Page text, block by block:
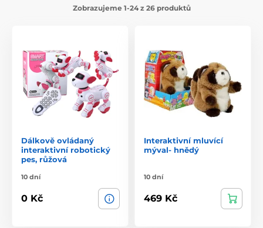
Zobrazujeme 1-24 z 26 produktů
Dálkově ovládaný
interaktivní robotický
pes, růžová
10 dní
0 Kč
Interaktivní mluvící
mýval- hnědý
10 dní
469 Kč